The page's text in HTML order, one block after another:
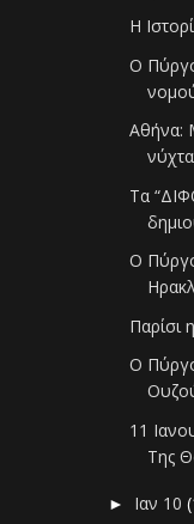
Η
Ο
Αθήνα:
Τα
Ο
Παρίσι
Ο
11
Της
► Ιαν 10